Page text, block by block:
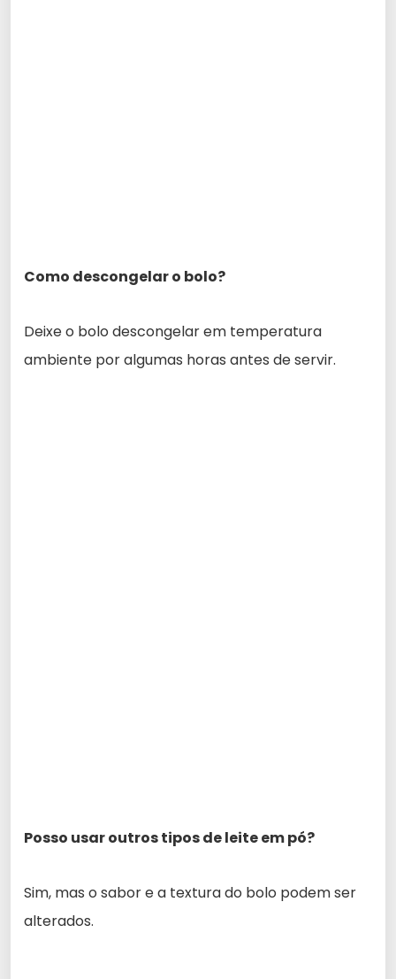
Como descongelar o bolo?
Deixe o bolo descongelar em temperatura
ambiente por algumas horas antes de servir.
Posso usar outros tipos de leite em pó?
Sim, mas o sabor e a textura do bolo podem ser
alterados.